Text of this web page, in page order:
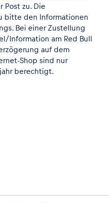
Alle anzeigen
Post zu. Die
bitte den Informationen
Bei einer Zustellung
Information am Red Bull
auf dem
Shop sind nur
berechtigt.